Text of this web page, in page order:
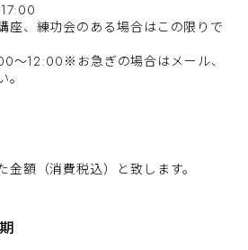
、練功会のある場合はこの限りで
～12:00※お急ぎの場合はメール、
額（消費税込）と致します。